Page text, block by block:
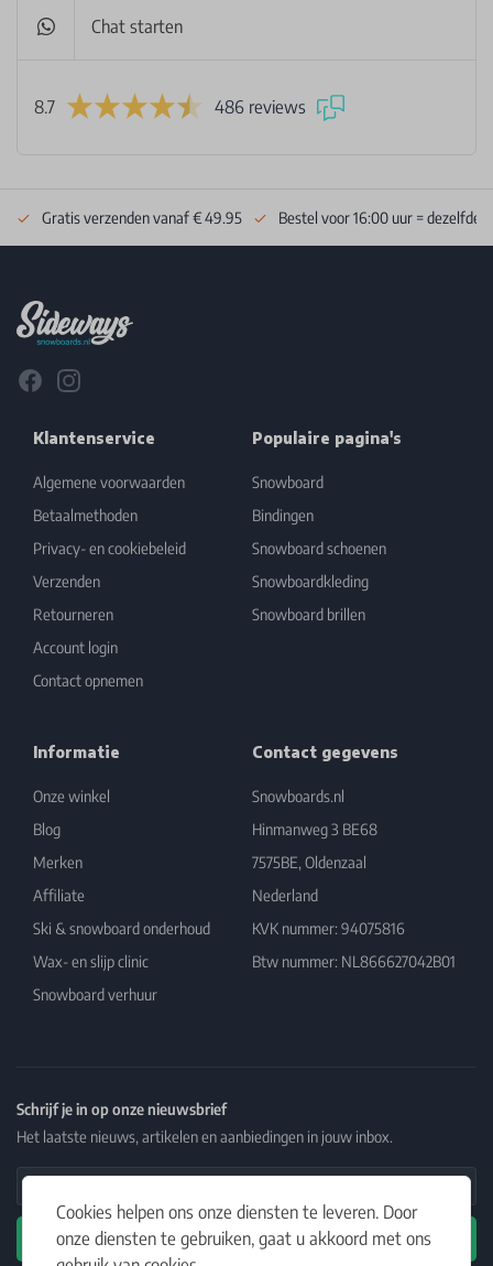
Chat starten
8.7 486 reviews
Cookies helpen ons onze diensten te leveren. Door
onze diensten te gebruiken, gaat u akkoord met ons
Gratis verzenden vanaf € 49.95 Bestel voor 16:00 uur = dezelfde
FacebookInstagram
Klantenservice
Algemene voorwaarden
Betaalmethoden
Privacy- en cookiebeleid
Verzenden
Retourneren
Account login
Contact opnemen
Populaire pagina's
Snowboard
Bindingen
Snowboard schoenen
Snowboardkleding
Snowboard brillen
Informatie
Onze winkel
Blog
Merken
Affiliate
Ski & snowboard onderhoud
Wax- en slijp clinic
Snowboard verhuur
Contact gegevens
Snowboards.nl
Hinmanweg 3 BE68
7575BE, Oldenzaal
Nederland
KVK nummer: 94075816
Btw nummer: NL866627042B01
Schrijf je in op onze nieuwsbrief
Het laatste nieuws, artikelen en aanbiedingen in jouw inbox.
Email Address
Abonneren